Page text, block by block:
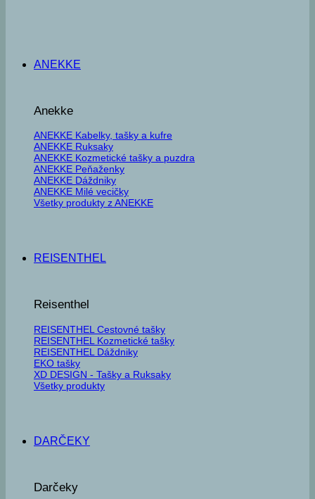
ANEKKE
Anekke
ANEKKE Kabelky, tašky a kufre
ANEKKE Ruksaky
ANEKKE Kozmetické tašky a puzdra
ANEKKE Peňaženky
ANEKKE Dáždniky
ANEKKE Milé vecičky
Všetky produkty z ANEKKE
REISENTHEL
Reisenthel
REISENTHEL Cestovné tašky
REISENTHEL Kozmetické tašky
REISENTHEL Dáždniky
EKO tašky
XD DESIGN - Tašky a Ruksaky
Všetky produkty
DARČEKY
Darčeky